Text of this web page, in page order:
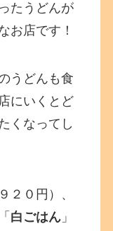
たうどんが
お店です！
うどんも食
にいくとど
くなってし
２０円）、
白ごはん 」